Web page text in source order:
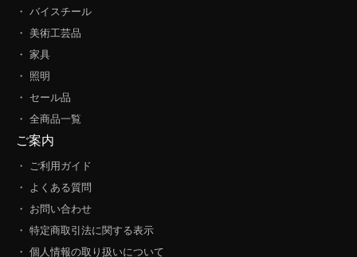
・ バイスチール
・ 美術工芸品
・ 家具
・ 照明
・ セール品
・ 全商品一覧
ご案内
・ ご利用ガイド
・ よくある質問
・ お問い合わせ
・ 特定商取引法に関する表示
・ 個人情報の取り扱いについて